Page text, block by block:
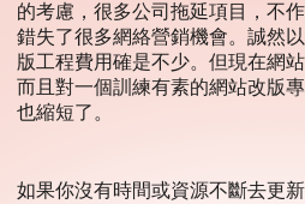
的考慮，很多公司拖延項目，不
錯失了很多網絡營銷機會。誠然
版工程費用確是不少。但現在網
而且對一個訓練有素的網站改版
也縮短了。
如果你沒有時間或資源不斷去更